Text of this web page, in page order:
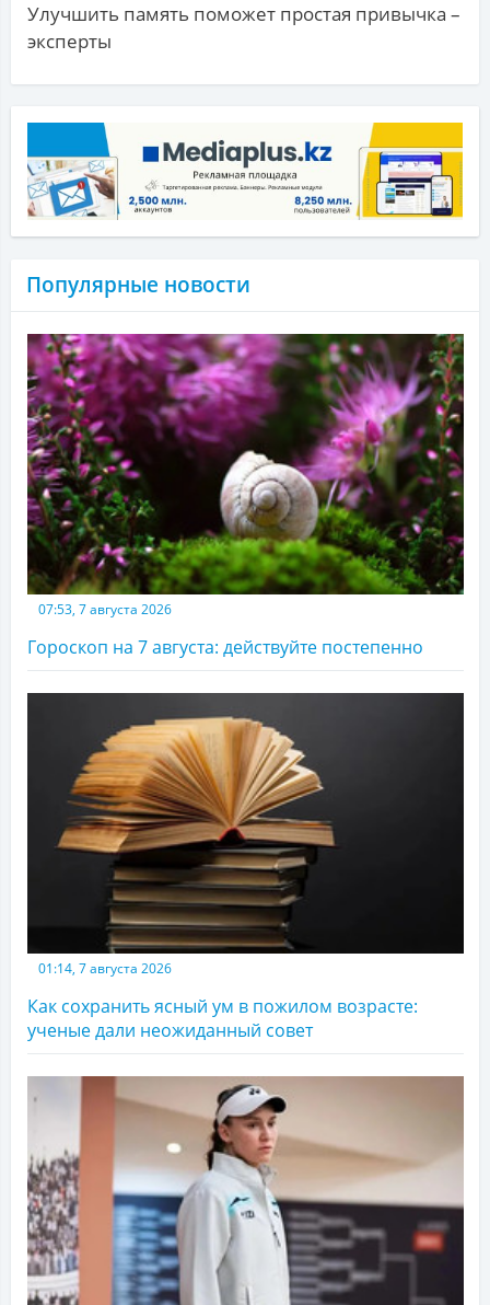
Улучшить память поможет простая привычка –
эксперты
Популярные новости
07:53, 7 августа 2026
Гороскоп на 7 августа: действуйте постепенно
01:14, 7 августа 2026
Как сохранить ясный ум в пожилом возрасте:
ученые дали неожиданный совет